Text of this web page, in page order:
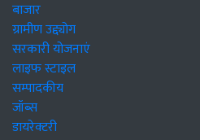
बाजार
ग्रामीण उद्द्योग
सरकारी योजनाएं
लाइफ स्टाइल
सम्पादकीय
जॉब्स
डायरेक्टरी